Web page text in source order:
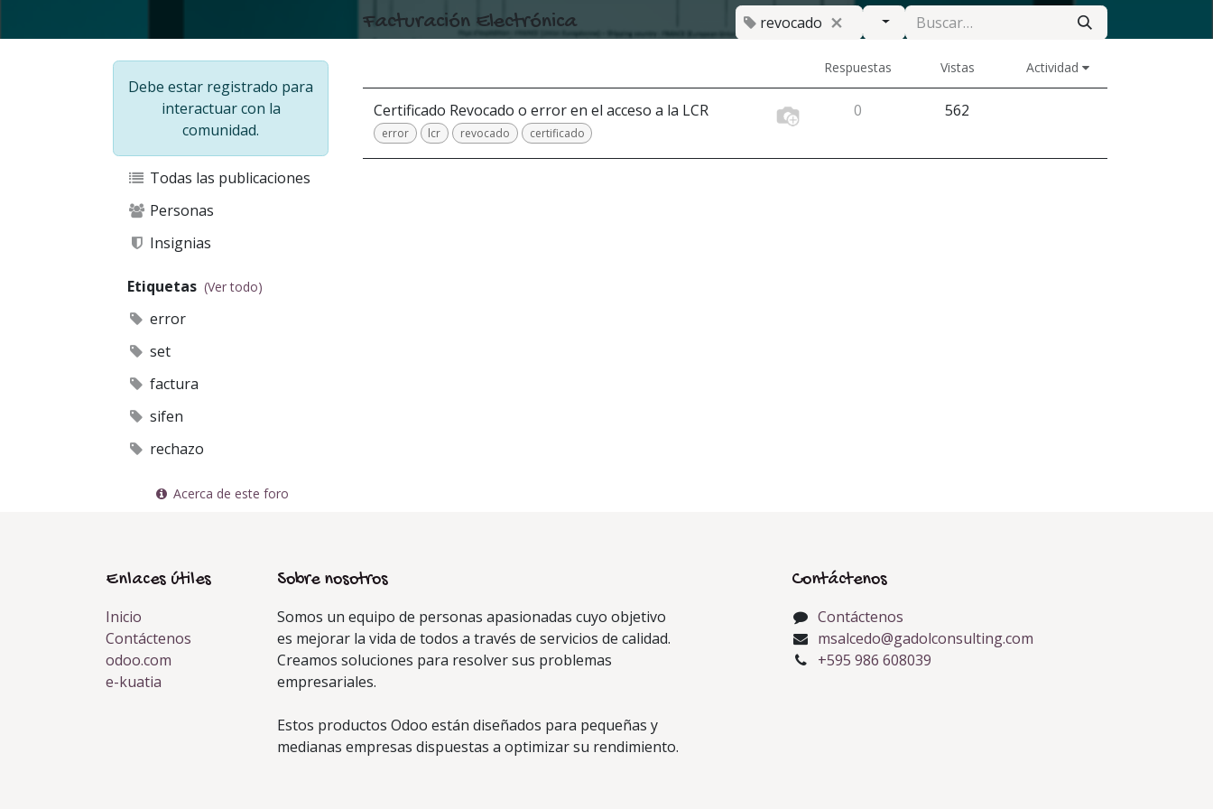
Debe estar registrado para
interactuar con la
comunidad.
Todas las publicaciones
Personas
Insignias
Etiquetas (Ver todo)
error
set
factura
sifen
rechazo
Acerca de este foro
Facturación Electrónica revocado
Respuestas Vistas Actividad
Certificado Revocado o error en el acceso a la LCR
error lcr revocado certificado
0 562
Enlaces útiles
Inicio
Contáctenos
odoo.com
e-kuatia
Sobre nosotros
Somos un equipo de personas apasionadas cuyo objetivo
es mejorar la vida de todos a través de servicios de calidad.
Creamos soluciones para resolver sus problemas
empresariales.
Estos productos Odoo están diseñados para pequeñas y
medianas empresas dispuestas a optimizar su rendimiento.
Contáctenos
Contáctenos
msalcedo@gadolconsulting.com
+595 986 608039